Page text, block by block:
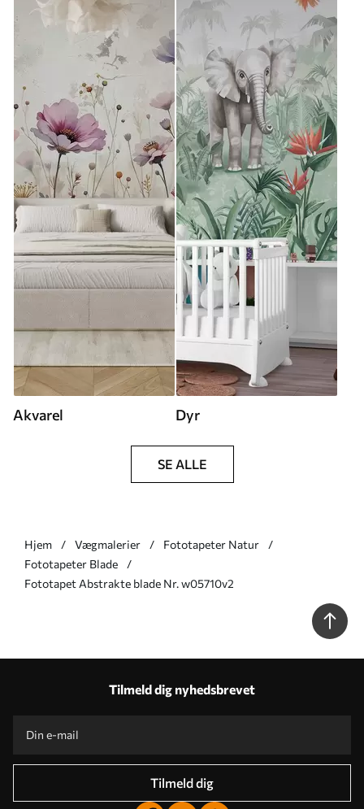
Akvarel Dyr
SE ALLE
Hjem Vægmalerier
Fototapeter Natur
Fototapeter Blade
Fototapet Abstrakte blade Nr. w05710v2
Tilmeld dig nyhedsbrevet
Tilmeld dig